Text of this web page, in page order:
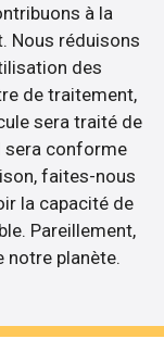
à la
Nous réduisons
des
de traitement,
sera traité de
sera conforme
faites-nous
la capacité de
Pareillement,
notre planète.